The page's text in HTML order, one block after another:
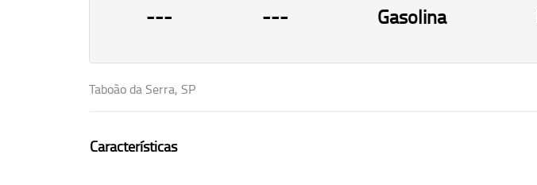
--- --- Gasolina
Taboão da Serra, SP
Características